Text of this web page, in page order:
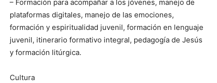
– Formación para acompañar a los jóvenes, manejo de
plataformas digitales, manejo de las emociones,
formación y espiritualidad juvenil, formación en lenguaje
juvenil, itinerario formativo integral, pedagogía de Jesús
y formación litúrgica.
Cultura